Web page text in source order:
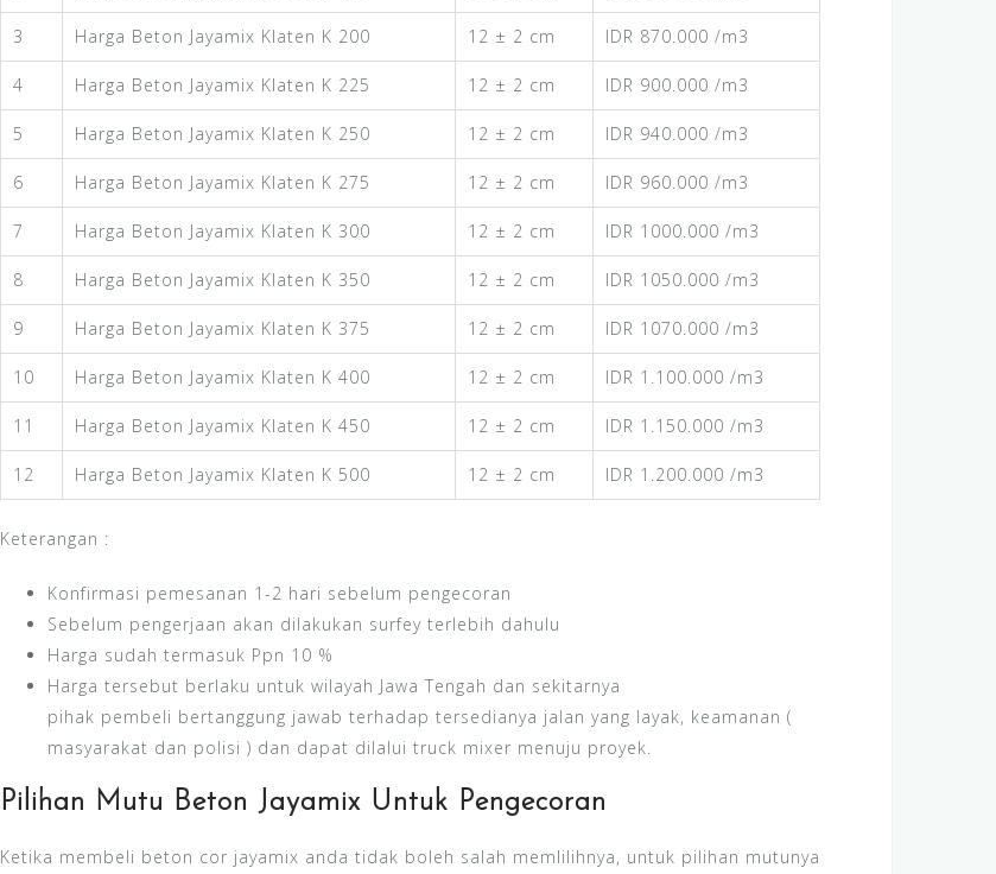
3 Harga Beton Jayamix Klaten K 200 12 ± 2 cm IDR 870.000 /m3
4 Harga Beton Jayamix Klaten K 225 12 ± 2 cm IDR 900.000 /m3
5 Harga Beton Jayamix Klaten K 250 12 ± 2 cm IDR 940.000 /m3
6 Harga Beton Jayamix Klaten K 275 12 ± 2 cm IDR 960.000 /m3
7 Harga Beton Jayamix Klaten K 300 12 ± 2 cm IDR 1000.000 /m3
8 Harga Beton Jayamix Klaten K 350 12 ± 2 cm IDR 1050.000 /m3
9 Harga Beton Jayamix Klaten K 375 12 ± 2 cm IDR 1070.000 /m3
10 Harga Beton Jayamix Klaten K 400 12 ± 2 cm IDR 1.100.000 /m3
11 Harga Beton Jayamix Klaten K 450 12 ± 2 cm IDR 1.150.000 /m3
12 Harga Beton Jayamix Klaten K 500 12 ± 2 cm IDR 1.200.000 /m3
Keterangan :
Konfirmasi pemesanan 1-2 hari sebelum pengecoran
Sebelum pengerjaan akan dilakukan surfey terlebih dahulu
Harga sudah termasuk Ppn 10 %
Harga tersebut berlaku untuk wilayah Jawa Tengah dan sekitarnya
pihak pembeli bertanggung jawab terhadap tersedianya jalan yang layak, keamanan (
masyarakat dan polisi ) dan dapat dilalui truck mixer menuju proyek.
Pilihan Mutu Beton Jayamix Untuk Pengecoran
Ketika membeli beton cor jayamix anda tidak boleh salah memlilihnya, untuk pilihan mutunya